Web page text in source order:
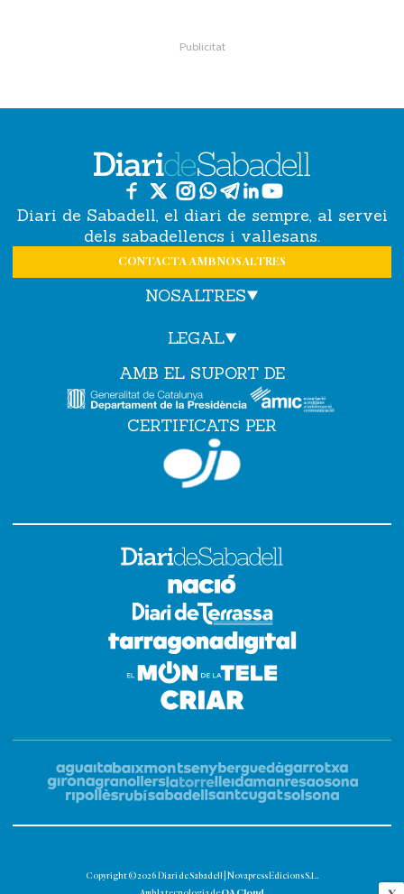
Diari de Sabadell, el diari de sempre, al servei
dels sabadellencs i vallesans.
CONTACTA AMB NOSALTRES
NOSALTRES
LEGAL
AMB EL SUPORT DE
CERTIFICATS PER
Copyright © 2026 Diari de Sabadell | Novapress Edicions S.L.